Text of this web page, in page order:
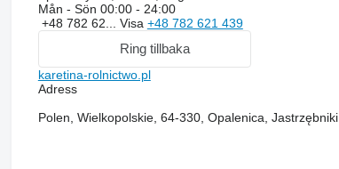
Mån - Sön 00:00 - 24:00
+48 782 62... Visa +48 782 621 439
Ring tillbaka
karetina-rolnictwo.pl
Adress
Polen, Wielkopolskie, 64-330, Opalenica, Jastrzębniki